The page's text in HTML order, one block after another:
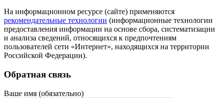
На информационном ресурсе (сайте) применяются
рекомендательные технологии (информационные технологии
предоставления информации на основе сбора, систематизации
и анализа сведений, относящихся к предпочтениям
пользователей сети «Интернет», находящихся на территории
Российской Федерации).
Обратная связь
Ваше имя (обязательно)